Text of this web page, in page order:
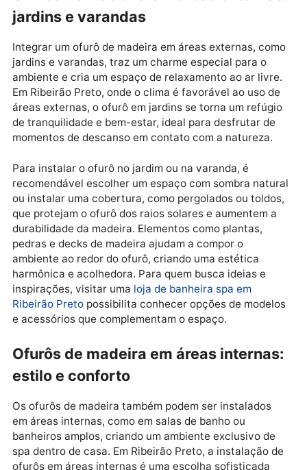
ou ovais, permitindo uma maior imersão e conforto
durante o banho. Em Ribeirão Preto, onde o clima
quente favorece o uso de áreas externas, os ofurôs
madeira são uma excelente opção para quem deseja
criar um ambiente de descanso no jardim ou na
varanda. Para conferir modelos e opções de
acabamento, uma loja de banheiras em Ribeirão
oferece variedade e orientação para cada
necessidade.
Ofurôs de madeira em áreas
jardins e varandas
Integrar um ofurô de madeira em áreas externas,
jardins e varandas, traz um charme especial para o
ambiente e cria um espaço de relaxamento ao ar
Em Ribeirão Preto, onde o clima é favorável ao uso
áreas externas, o ofurô em jardins se torna um
de tranquilidade e bem-estar, ideal para desfrutar de
Para instalar o ofurô no jardim ou na varanda, é
ou instalar uma cobertura, como pergolados ou
que protejam o ofurô dos raios solares e aumentem a
durabilidade da madeira. Elementos como plantas,
pedras e decks de madeira ajudam a compor o